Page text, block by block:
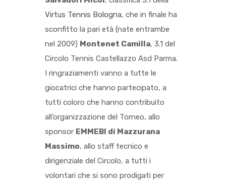
Virtus Tennis Bologna, che in finale ha
sconfitto la pari età (nate entrambe
nel 2009) Montenet Camilla, 3.1 del
Circolo Tennis Castellazzo Asd Parma.
I ringraziamenti vanno a tutte le
giocatrici che hanno partecipato, a
tutti coloro che hanno contribuito
all’organizzazione del Torneo, allo
sponsor EMMEBI di Mazzurana
Massimo, allo staff tecnico e
dirigenziale del Circolo, a tutti i
volontari che si sono prodigati per